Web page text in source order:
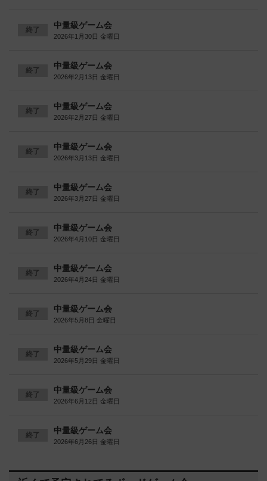
終了 中量級ゲーム会
2026年1月30日 金曜日
終了 中量級ゲーム会
2026年2月13日 金曜日
終了 中量級ゲーム会
2026年2月27日 金曜日
終了 中量級ゲーム会
2026年3月13日 金曜日
終了 中量級ゲーム会
2026年3月27日 金曜日
終了 中量級ゲーム会
2026年4月10日 金曜日
終了 中量級ゲーム会
2026年4月24日 金曜日
終了 中量級ゲーム会
2026年5月8日 金曜日
終了 中量級ゲーム会
2026年5月29日 金曜日
終了 中量級ゲーム会
2026年6月12日 金曜日
終了 中量級ゲーム会
2026年6月26日 金曜日